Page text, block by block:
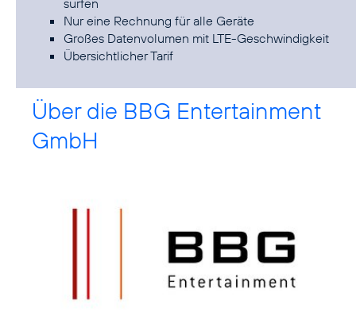
surfen
Nur eine Rechnung für alle Geräte
Großes Datenvolumen mit LTE-Geschwindigkeit
Übersichtlicher Tarif
Über die BBG Entertainment
GmbH